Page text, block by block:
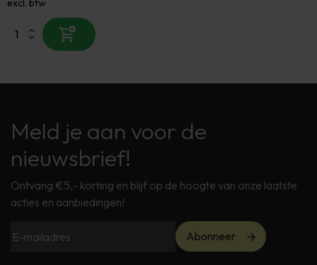
excl. btw
Meld je aan voor de
nieuwsbrief!
Ontvang €5,- korting en blijf op de hoogte van onze laatste
acties en aanbiedingen!
Abonneer